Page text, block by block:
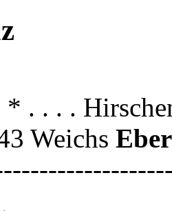
* . . . .
Weichs